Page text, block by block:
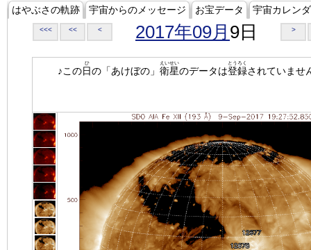
はやぶさの軌跡 宇宙からのメッセージ お宝データ 宇宙カレン
<<< << < 2017年09月 9日 >
♪この日
ひ
の「あけぼの」 衛星
えいせい
のデータは登録
とうろく
されていませ